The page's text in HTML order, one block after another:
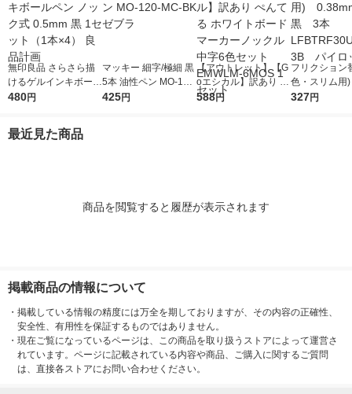
無印良品 さらさら描
けるゲルインキボール
ペン ノック式 0.5mm
480円
マッキー 細字/極細 黒
5本 油性ペン MO-120
-MC-BK ゼブラ
425円
【アウトレット】【G
oエシカル】訳あり ぺ
んてる ホワイトボー
588円
フリクション
色・スリム
mm 黒 3本
327円
最近見た商品
商品を閲覧すると履歴が表示されます
掲載商品の情報について
・ 掲載している情報の精度には万全を期しておりますが、その内容の正確性、
安全性、有用性を保証するものではありません。
・ 現在ご覧になっているページは、この商品を取り扱うストアによって運営さ
れています。ページに記載されている内容や商品、ご購入に関するご質問
は、直接各ストアにお問い合わせください。